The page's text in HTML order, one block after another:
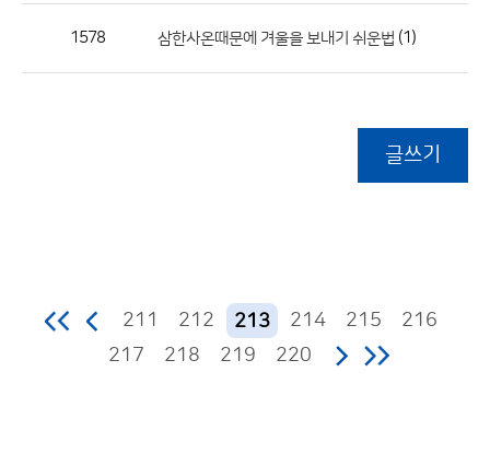
1578 삼한사온때문에 겨울을 보내기 쉬운법 (1)
글쓰기
211 212 213 214 215
216
217
218 219 220